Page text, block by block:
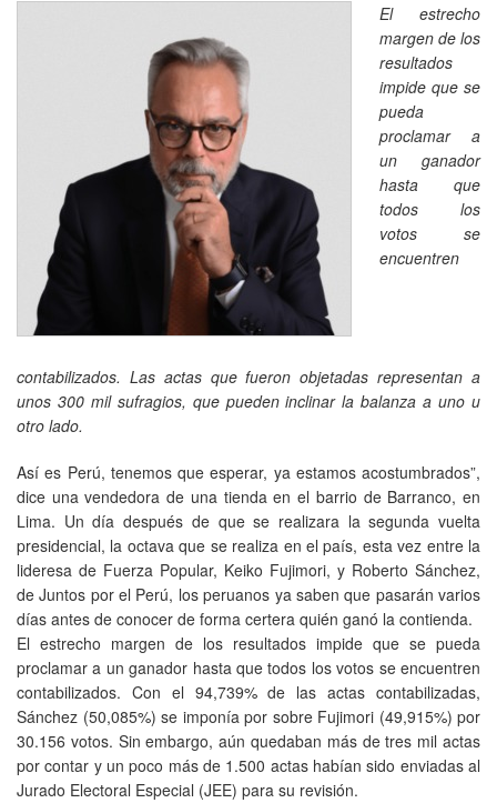
El estrecho
margen de los
resultados
impide que se
pueda
proclamar a
un ganador
hasta que
todos los
votos se
encuentren
contabilizados. Las actas que fueron objetadas representan a
unos 300 mil sufragios, que pueden inclinar la balanza a uno u
otro lado.
Así es Perú, tenemos que esperar, ya estamos acostumbrados”,
dice una vendedora de una tienda en el barrio de Barranco, en
Lima. Un día después de que se realizara la segunda vuelta
presidencial, la octava que se realiza en el país, esta vez entre la
lideresa de Fuerza Popular, Keiko Fujimori, y Roberto Sánchez,
de Juntos por el Perú, los peruanos ya saben que pasarán varios
días antes de conocer de forma certera quién ganó la contienda.
El estrecho margen de los resultados impide que se pueda
proclamar a un ganador hasta que todos los votos se encuentren
contabilizados. Con el 94,739% de las actas contabilizadas,
Sánchez (50,085%) se imponía por sobre Fujimori (49,915%) por
30.156 votos. Sin embargo, aún quedaban más de tres mil actas
por contar y un poco más de 1.500 actas habían sido enviadas al
Jurado Electoral Especial (JEE) para su revisión.